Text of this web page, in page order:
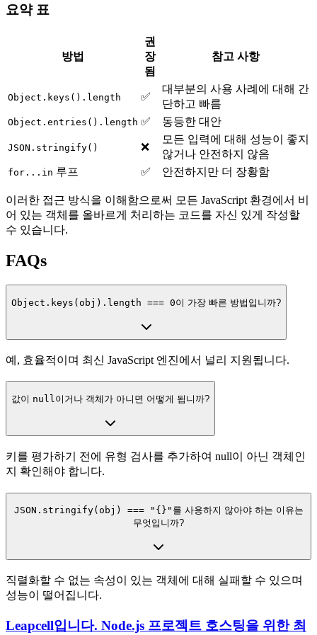
요약 표
방법
권
장
됨
참고 사항
Object.keys().length ✅
대부분의 사용 사례에 대해 간
단하고 빠름
Object.entries().length ✅ 동등한 대안
JSON.stringify() ❌
모든 입력에 대해 성능이 좋지
않거나 안전하지 않음
for...in 루프 ✅ 안전하지만 더 장황함
이러한 접근 방식을 이해함으로써 모든 JavaScript 환경에서 비
어 있는 객체를 올바르게 처리하는 코드를 자신 있게 작성할
수 있습니다.
FAQs
Object.keys(obj).length === 0이 가장 빠른 방법입니까?
예, 효율적이며 최신 JavaScript 엔진에서 널리 지원됩니다.
값이 null 이거나 객체가 아니면 어떻게 됩니까?
키를 평가하기 전에 유형 검사를 추가하여 null이 아닌 객체인
지 확인해야 합니다.
JSON.stringify(obj) === "{}" 를 사용하지 않아야 하는 이유는
무엇입니까?
직렬화할 수 없는 속성이 있는 객체에 대해 실패할 수 있으며
성능이 떨어집니다.
Leapcell입니다. Node.js 프로젝트 호스팅을 위한 최